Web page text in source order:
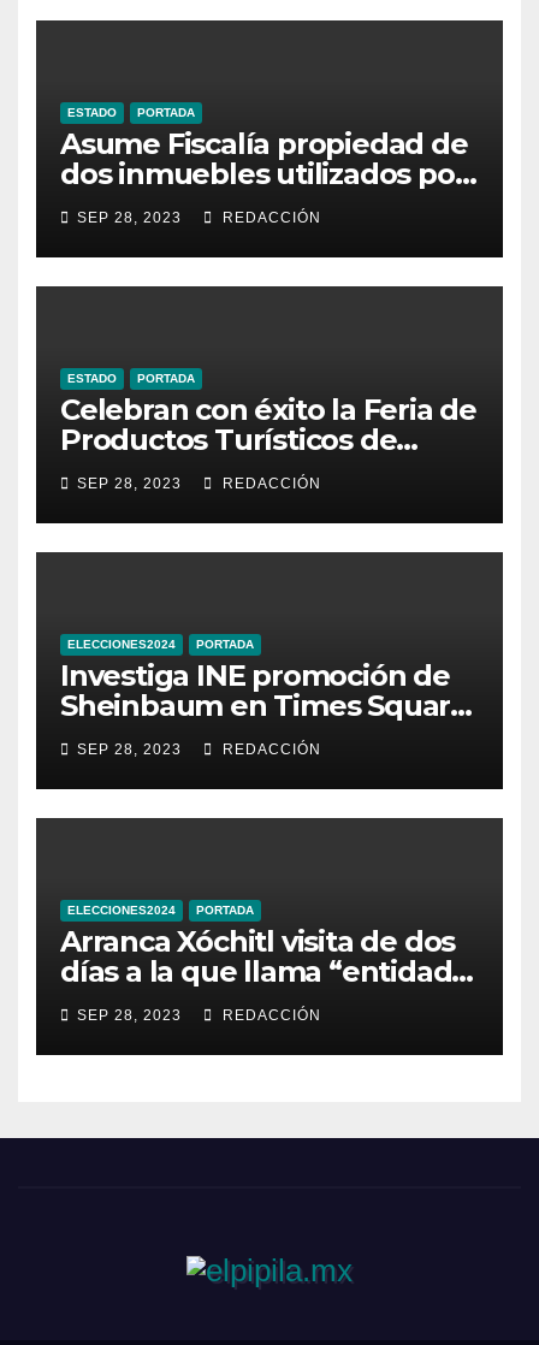
ESTADO PORTADA
Asume Fiscalía propiedad de
dos inmuebles utilizados por
la delincuencia
SEP 28, 2023 REDACCIÓN
ESTADO PORTADA
Celebran con éxito la Feria de
Productos Turísticos de
Guanajuato
SEP 28, 2023 REDACCIÓN
ELECCIONES2024 PORTADA
Investiga INE promoción de
Sheinbaum en Times Square
de Nueva York
SEP 28, 2023 REDACCIÓN
ELECCIONES2024 PORTADA
Arranca Xóchitl visita de dos
días a la que llama “entidad
33” de México
SEP 28, 2023 REDACCIÓN